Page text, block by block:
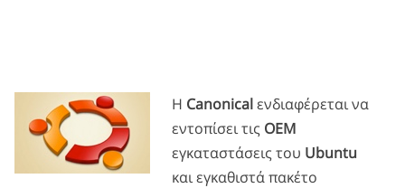
Η Canonicalενδιαφέρεται να
εντοπίσει τις ΟΕΜ
εγκαταστάσεις του Ubuntu
και εγκαθιστά πακέτο